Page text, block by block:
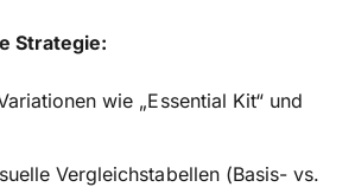
Strategie:
wie „Essential Kit“ und
Vergleichstabellen (Basis- vs.